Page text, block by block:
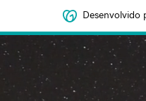
Desenvolvido